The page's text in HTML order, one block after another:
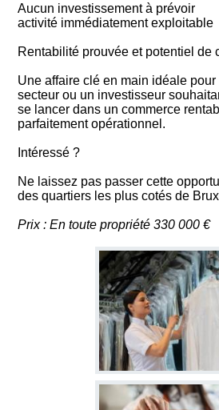
Aucun investissement à prévoir
activité immédiatement exploitable
Rentabilité prouvée et potentiel de
Une affaire clé en main idéale
secteur ou un investisseur
se lancer dans un commerce
parfaitement opérationnel.
Intéressé ?
Ne laissez pas passer cette
des quartiers les plus cotés de
Prix : En toute propriété 330 000 €